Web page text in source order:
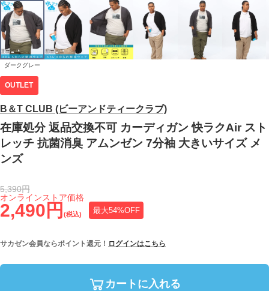
OUTLET
B＆T CLUB (ビーアンドティークラブ)
在庫処分 返品交換不可 カーディガン 快ラクAir スト
レッチ 抗菌消臭 アムンゼン 7分袖 大きいサイズ メ
ンズ
2,490円 (税込) 最大54%OFF
オンラインストア価格
5,390円
サカゼン会員ならポイント還元！ ログインはこちら
カートに入れる
ダークグレー